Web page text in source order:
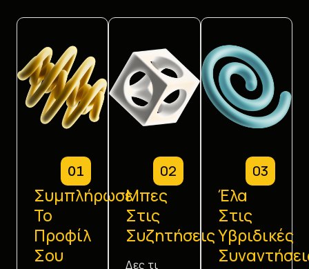
01
Συμπλήρωσε
Το
Προφίλ
Σου
02
Μπες
Στις
Συζητήσεις
Δες τι
03
Έλα
Στις
Υβριδικές